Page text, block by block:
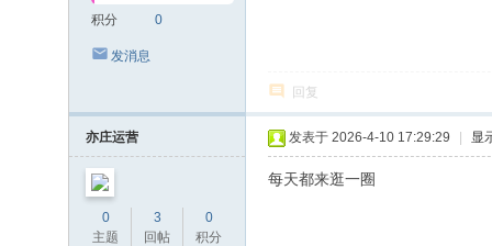
积分 0
发消息
回复
亦庄运营
0
主题
3
回帖
0
积分
发表于 2026-4-10 17:29:29 显
每天都来逛一圈